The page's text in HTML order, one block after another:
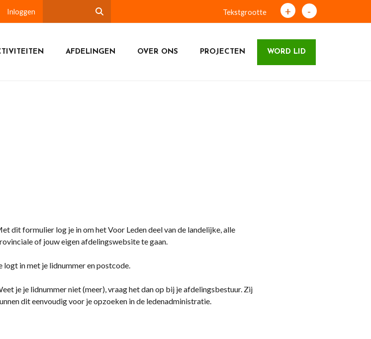
Inloggen Tekstgrootte + -
AFDELINGEN OVER ONS PROJECTEN WORD LID
dit formulier log je in om het Voor Leden deel van de landelijke, alle
of jouw eigen afdelingswebsite te gaan.
logt in met je lidnummer en postcode.
je je lidnummer niet (meer), vraag het dan op bij je afdelingsbestuur. Zij
dit eenvoudig voor je opzoeken in de ledenadministratie.